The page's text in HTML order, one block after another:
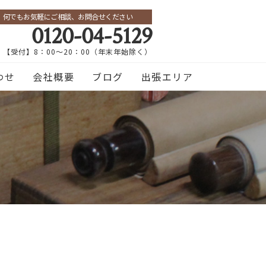
何でもお気軽にご相談、お問合せください
0120-04-5129
【受付】8：00～20：00（年末年始除く）
せ 会社概要 ブログ 出張エリア